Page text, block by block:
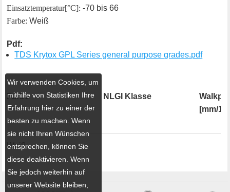
Einsatztemperatur [°C]: -70 bis 66
Farbe: Weiß
Pdf:
TDS Krytox GPL Series general purpose grades.pdf
Farbe NLGI Klasse
[mm/10]
Weiß
Wir verwenden Cookies, um
mithilfe von Statistiken Ihre
Erfahrung hier zu einer der
besten zu machen. Wenn
sie nicht Ihren Wünschen
entsprechen, können Sie
diese deaktivieren. Wenn
Sie jedoch weiterhin auf
unserer Website bleiben,